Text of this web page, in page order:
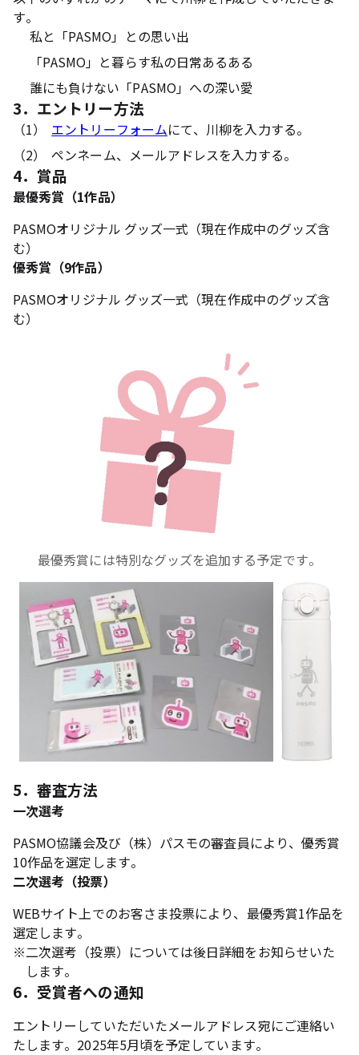
す。
私と「PASMO」との思い出
「PASMO」と暮らす私の日常あるある
誰にも負けない「PASMO」への深い愛
3．エントリー方法
（1） エントリーフォームにて、川柳を入力する。
（2）
ペンネーム、メールアドレスを入力する。
4．賞品
最優秀賞（1作品）
PASMOオリジナル グッズ一式（現在作成中のグッズ含
む）
優秀賞（9作品）
PASMOオリジナル グッズ一式（現在作成中のグッズ含
む）
最優秀賞には特別なグッズを追加する予定です。
5．審査方法
一次選考
PASMO協議会及び（株）パスモの審査員により、優秀賞
10作品を選定します。
二次選考（投票）
WEBサイト上でのお客さま投票により、最優秀賞1作品を
選定します。
※二次選考（投票）については後日詳細をお知らせいた
します。
6．受賞者への通知
エントリーしていただいたメールアドレス宛にご連絡い
たします。2025年5月頃を予定しています。